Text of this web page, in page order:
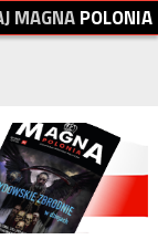
JMAGNAPOLONIA